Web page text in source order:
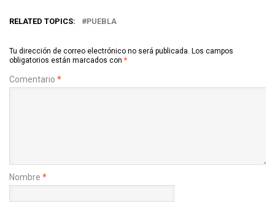
RELATED TOPICS: PUEBLA
Tu dirección de correo electrónico no será publicada. Los campos
obligatorios están marcados con *
Comentario *
Nombre *